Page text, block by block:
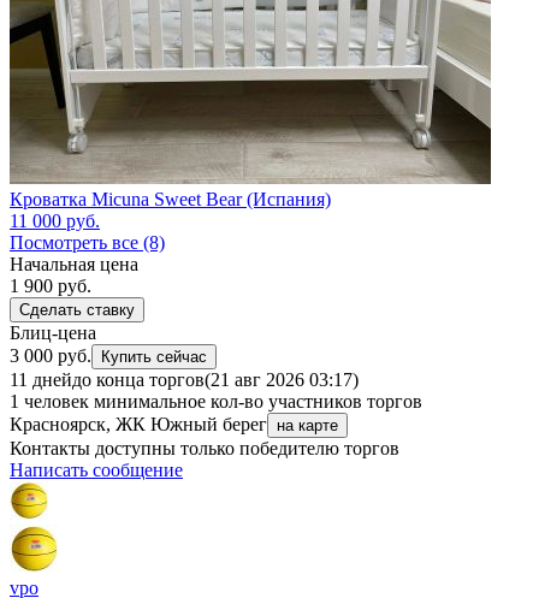
Кроватка Micuna Sweet Bear (Испания)
11 000 руб.
Посмотреть все (8)
Начальная цена
1 900 руб.
Сделать ставку
Блиц-цена
3 000 руб.
Купить сейчас
11 днейдо конца торгов(21 авг 2026 03:17)
1 человек минимальное кол-во участников торгов
Красноярск, ЖК Южный берег на карте
Контакты доступны только победителю торгов
Написать сообщение
vpo